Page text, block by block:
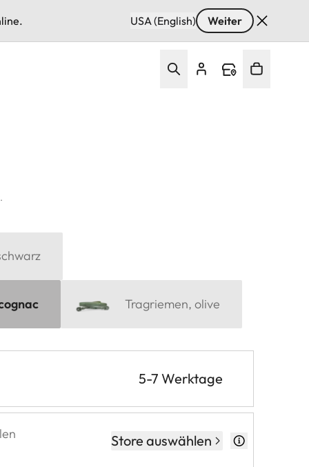
USA (English) Weiter
Tragriemen, olive
5-7 Werktage
Store auswählen